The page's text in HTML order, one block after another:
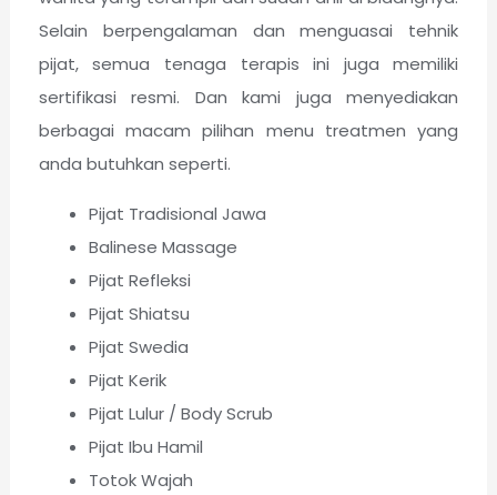
Selain berpengalaman dan menguasai tehnik
pijat, semua tenaga terapis ini juga memiliki
sertifikasi resmi. Dan kami juga menyediakan
berbagai macam pilihan menu treatmen yang
anda butuhkan seperti.
Pijat Tradisional Jawa
Balinese Massage
Pijat Refleksi
Pijat Shiatsu
Pijat Swedia
Pijat Kerik
Pijat Lulur / Body Scrub
Pijat Ibu Hamil
Totok Wajah